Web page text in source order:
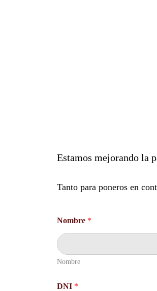
Estamos mejorando la
Tanto para poneros en
Nombre *
Nombre
DNI *